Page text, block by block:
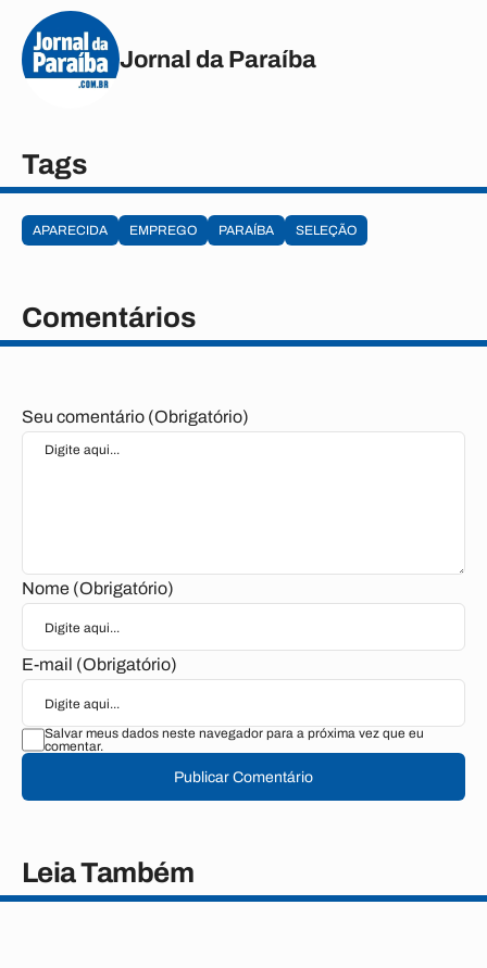
Jornal da Paraíba
Tags
APARECIDA EMPREGO PARAÍBA SELEÇÃO
Comentários
Seu comentário (Obrigatório)
Nome (Obrigatório)
E-mail (Obrigatório)
Salvar meus dados neste navegador para a próxima vez que eu
comentar.
Publicar Comentário
Leia Também